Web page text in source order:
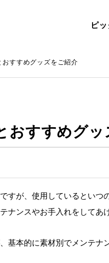
ピ
おすすめグッズをご紹介
おすすめグ
すが、使用しているといつ
ナンスやお手入れをしてあ
基本的に素材別でメンテナ